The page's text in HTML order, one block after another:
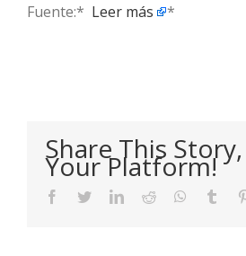
Fuente:* ​ Leer más *
Share This
Your Platform!
Facebook
TwitterLinkedIn
Reddit WhatsApp